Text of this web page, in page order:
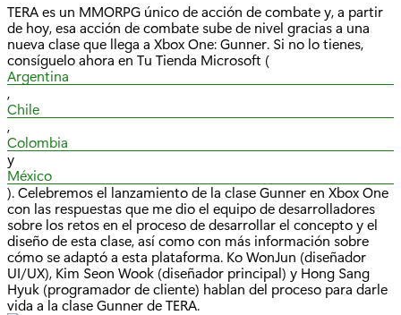
:
TERA es un MMORPG único de acción de combate y, a partir
de hoy, esa acción de combate sube de nivel gracias a una
nueva clase que llega a Xbox One: Gunner. Si no lo tienes,
consíguelo ahora en Tu Tienda Microsoft (
Argentina
,
Chile
,
Colombia
y
México
). Celebremos el lanzamiento de la clase Gunner en Xbox One
con las respuestas que me dio el equipo de desarrolladores
sobre los retos en el proceso de desarrollar el concepto y el
diseño de esta clase, así como con más información sobre
cómo se adaptó a esta plataforma. Ko WonJun (diseñador
UI/UX), Kim Seon Wook (diseñador principal) y Hong Sang
Hyuk (programador de cliente) hablan del proceso para darle
vida a la clase Gunner de TERA.